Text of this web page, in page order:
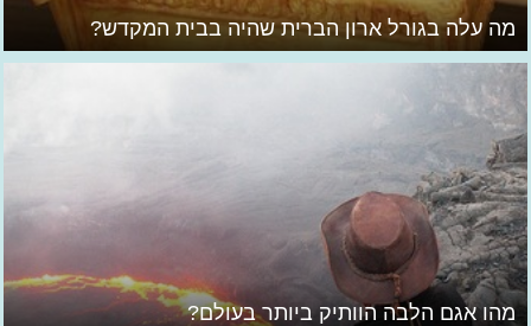
מה עלה בגורל ארון הברית שהיה בבית המקדש?
מהו אגם הלבה הוותיק ביותר בעולם?